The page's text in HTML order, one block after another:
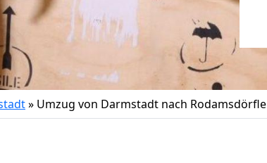
» Umzug von Darmstadt nach Rodamsdörfle